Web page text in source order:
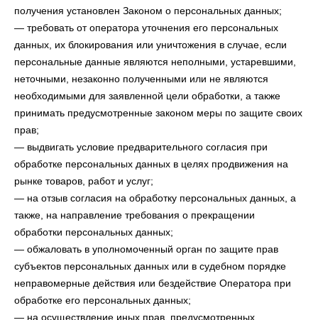
получения установлен Законом о персональных данных;
— требовать от оператора уточнения его персональных
данных, их блокирования или уничтожения в случае, если
персональные данные являются неполными, устаревшими,
неточными, незаконно полученными или не являются
необходимыми для заявленной цели обработки, а также
принимать предусмотренные законом меры по защите своих
прав;
— выдвигать условие предварительного согласия при
обработке персональных данных в целях продвижения на
рынке товаров, работ и услуг;
— на отзыв согласия на обработку персональных данных, а
также, на направление требования о прекращении
обработки персональных данных;
— обжаловать в уполномоченный орган по защите прав
субъектов персональных данных или в судебном порядке
неправомерные действия или бездействие Оператора при
обработке его персональных данных;
— на осуществление иных прав, предусмотренных